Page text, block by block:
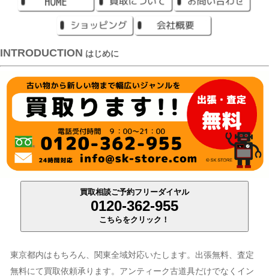
INTRODUCTION はじめに
買取相談ご予約フリーダイヤル
0120-362-955
こちらをクリック！
東京都内はもちろん、関東全域対応いたします。出張無料、査定
無料にて買取依頼承ります。アンティーク古道具だけでなくイン